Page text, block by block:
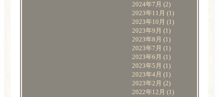
2024年7月 (2)
2023年11月 (1)
2023年10月 (1)
2023年9月 (1)
2023年8月 (1)
2023年7月 (1)
2023年6月 (1)
2023年5月 (1)
2023年4月 (1)
2023年2月 (2)
2022年12月 (1)